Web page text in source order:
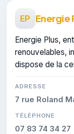
EP Energie
Energie Plus,
renouvelables,
dispose de la
ADRESSE
7 rue Roland
TÉLÉPHONE
07 83 74 34 27